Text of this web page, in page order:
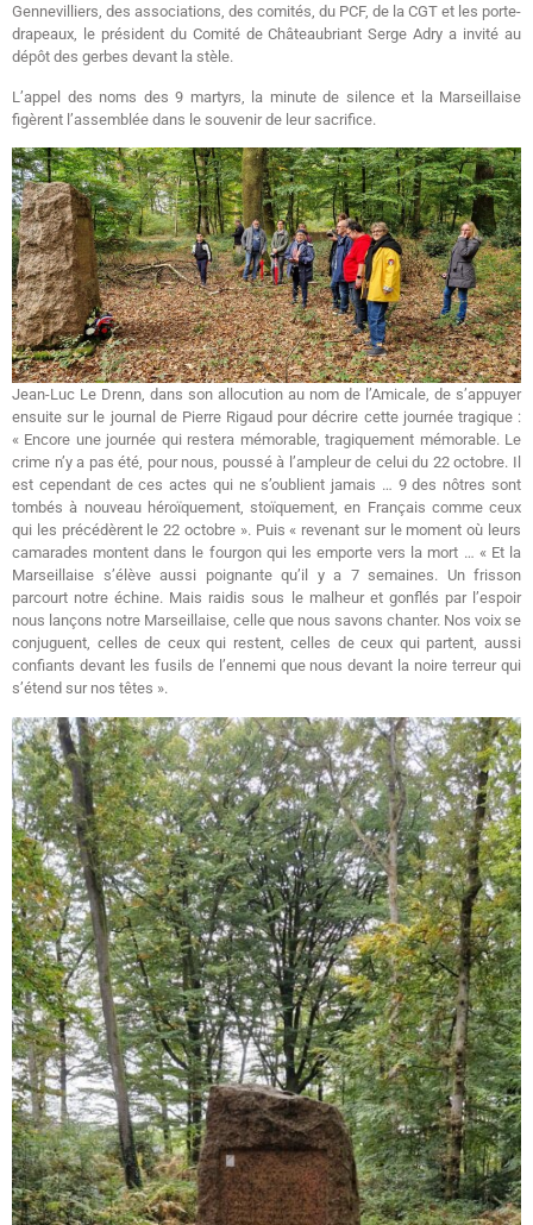
Gennevilliers, des associations, des comités, du PCF, de la CGT et les porte-
drapeaux, le président du Comité de Châteaubriant Serge Adry a invité au
dépôt des gerbes devant la stèle.
L’appel des noms des 9 martyrs, la minute de silence et la Marseillaise
figèrent l’assemblée dans le souvenir de leur sacrifice.
Jean-Luc Le Drenn, dans son allocution au nom de l’Amicale, de s’appuyer
ensuite sur le journal de Pierre Rigaud pour décrire cette journée tragique :
« Encore une journée qui restera mémorable, tragiquement mémorable. Le
crime n’y a pas été, pour nous, poussé à l’ampleur de celui du 22 octobre. Il
est cependant de ces actes qui ne s’oublient jamais … 9 des nôtres sont
tombés à nouveau héroïquement, stoïquement, en Français comme ceux
qui les précédèrent le 22 octobre ». Puis « revenant sur le moment où leurs
camarades montent dans le fourgon qui les emporte vers la mort … « Et la
Marseillaise s’élève aussi poignante qu’il y a 7 semaines. Un frisson
parcourt notre échine. Mais raidis sous le malheur et gonflés par l’espoir
nous lançons notre Marseillaise, celle que nous savons chanter. Nos voix se
conjuguent, celles de ceux qui restent, celles de ceux qui partent, aussi
confiants devant les fusils de l’ennemi que nous devant la noire terreur qui
s’étend sur nos têtes ».